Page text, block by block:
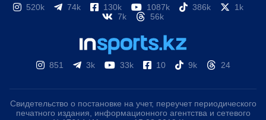
520k 74k 130k 1087k 386k
1k
7k
56k
851 3k 33k 10 9k 24
Свидетельство о постановке на учет, переучет периодического
печатного издания, информационного агентства и сетевого